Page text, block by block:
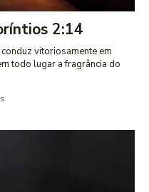
2:14
vitoriosamente em
todo lugar a fragrância do